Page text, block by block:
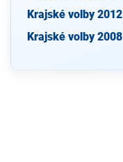
Krajské volby 2012
Krajské volby 2008